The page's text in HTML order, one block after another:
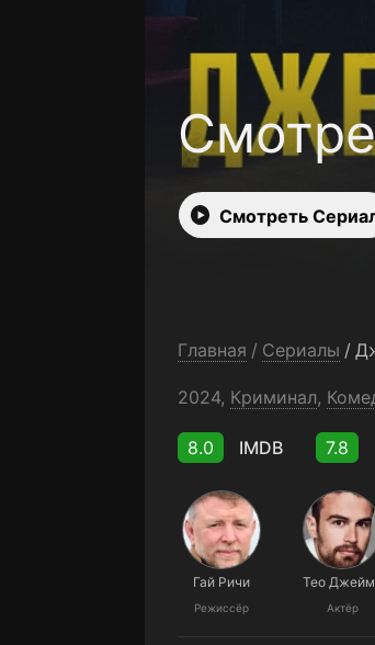
Смотреть
Главная / Сериалы /
2024, Криминал,
8.0 IMDB 7.8
Гай Ричи
Режиссёр
Тео
Актёр